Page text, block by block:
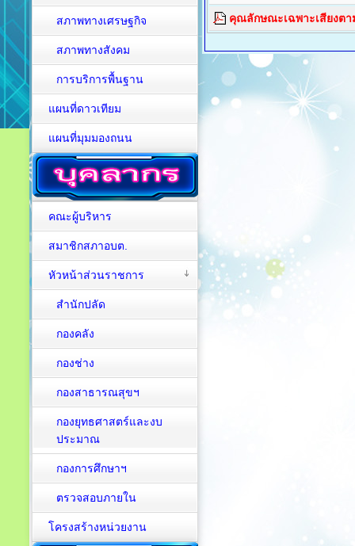
คุณลักษณะเฉพาะเสียงต
สภาพทางเศรษฐกิจ
สภาพทางสังคม
การบริการพื้นฐาน
แผนที่ดาวเทียม
แผนที่มุมมองถนน
คณะผู้บริหาร
สมาชิกสภาอบต.
หัวหน้าส่วนราชการ
สำนักปลัด
กองคลัง
กองช่าง
กองสาธารณสุขฯ
กองยุทธศาสตร์และงบ
ประมาณ
กองการศึกษาฯ
ตรวจสอบภายใน
โครงสร้างหน่วยงาน